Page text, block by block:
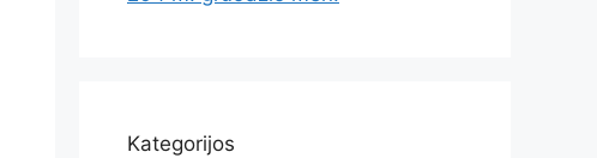
Kategorijos